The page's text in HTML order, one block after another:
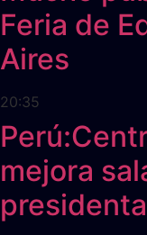
Feria de
Aires
20:35
mejora
presidenta